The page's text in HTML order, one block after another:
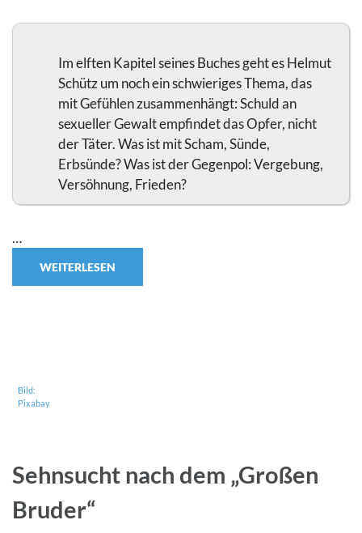
Im elften Kapitel seines Buches geht es Helmut
Schütz um noch ein schwieriges Thema, das
mit Gefühlen zusammenhängt: Schuld an
sexueller Gewalt empfindet das Opfer, nicht
der Täter. Was ist mit Scham, Sünde,
Erbsünde? Was ist der Gegenpol: Vergebung,
Versöhnung, Frieden?
…
WEITERLESEN
Bild:
Pixabay
Sehnsucht nach dem „Großen
Bruder“